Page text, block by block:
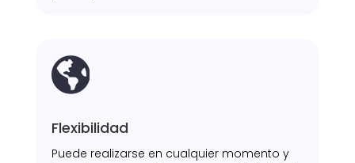

Flexibilidad
Puede realizarse en cualquier momento y